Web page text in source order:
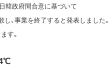
韓政府間合意に基づいて
、事業を終了すると発表しました。
す。